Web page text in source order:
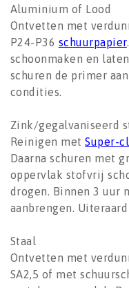
Aluminium of Lood
Ontvetten met
P24-P36 schuurpapier
schoonmaken en
schuren de primer
condities.
Zink/gegalvaniseerd
Reinigen metSuper-
Daarna schuren met
oppervlak stofvrij
drogen. Binnen 3 uur
aanbrengen.
Staal
Ontvetten met
SA2,5 of met